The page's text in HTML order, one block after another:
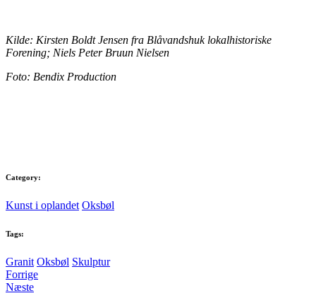
Kilde: Kirsten Boldt Jensen fra Blåvandshuk lokalhistoriske
Forening; Niels Peter Bruun Nielsen
Foto: Bendix Production
Category:
Kunst i oplandet Oksbøl
Tags:
Granit Oksbøl Skulptur
Forrige
Næste